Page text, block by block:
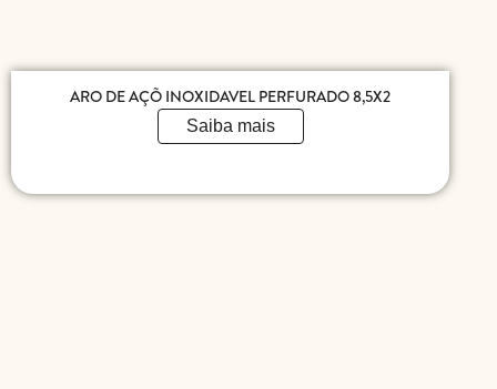
ARO DE AÇÕ INOXIDAVEL PERFURADO 8,5X2
Saiba mais